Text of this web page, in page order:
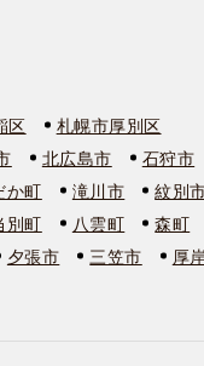
区
札幌市厚別区
北広島市
石狩市
か町 滝川市
紋別
別町 八雲町
森町
夕張市 三笠市
厚